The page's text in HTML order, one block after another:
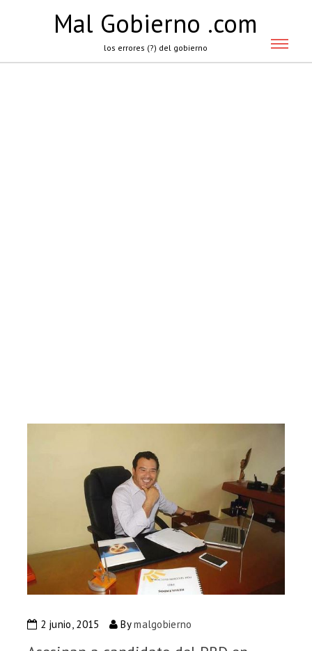
Mal Gobierno .com
los errores (?) del gobierno
2 junio, 2015 Bymalgobierno